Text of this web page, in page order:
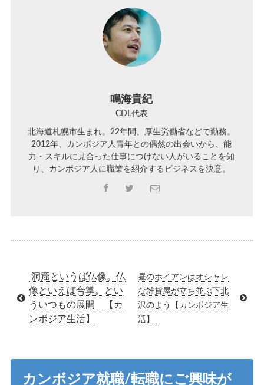
鳴海貴紀
CDL代表
北海道札幌市生まれ。22年間、厚生労働省などで勤務。
2012年、カンボジア人青年との偶然の出会いから、能
力・スキルに見合った仕事につけない人がいることを知
り、カンボジア人に職業を紹介するビジネスを決意。
洞窟というば仏像。仏
像といえば合掌。とい
ういつもの展開 【カ
ンボジア生活】
昼のホイアンはオシャレ
な雑貨屋が立ち並ぶ下北
沢のよう【カンボジア生
活】
カンボジア就職/転職にご興味が